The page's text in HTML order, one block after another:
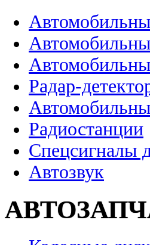
Радар-
Радиостанции
Спецсигналы
Автозвук